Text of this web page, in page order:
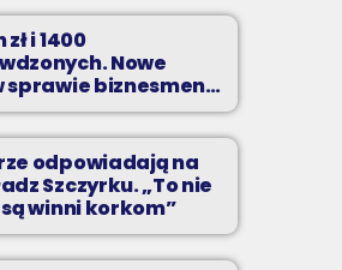
i 1400
Nowe
sprawie biznesmena
Białej
odpowiadają na
Szczyrku. „To nie
winni korkom”